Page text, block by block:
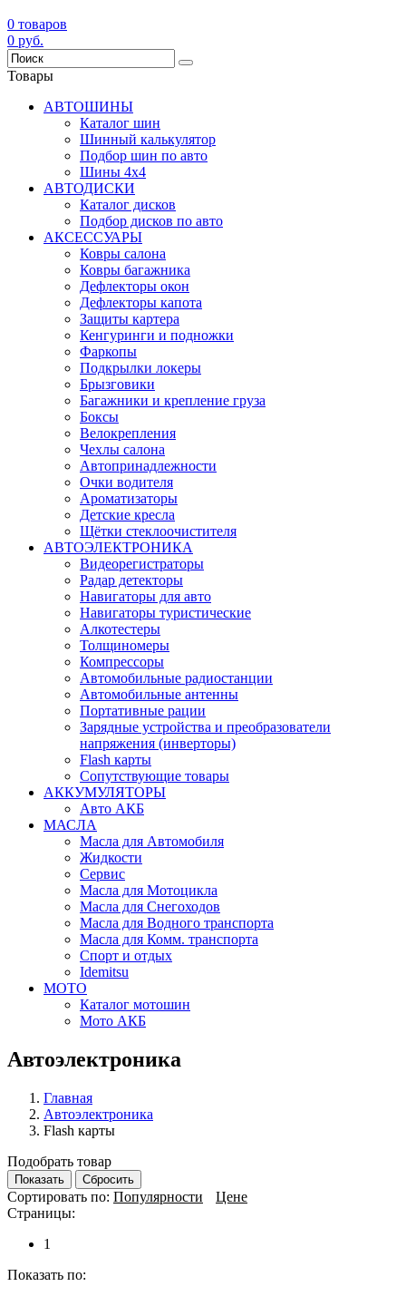
0 товаров
0 руб.
Товары
АВТОШИНЫ
Каталог шин
Шинный калькулятор
Подбор шин по авто
Шины 4x4
АВТОДИСКИ
Каталог дисков
Подбор дисков по авто
АКСЕССУАРЫ
Ковры салона
Ковры багажника
Дефлекторы окон
Дефлекторы капота
Защиты картера
Кенгуринги и подножки
Фаркопы
Подкрылки локеры
Брызговики
Багажники и крепление груза
Боксы
Велокрепления
Чехлы салона
Автопринадлежности
Очки водителя
Ароматизаторы
Детские кресла
Щётки стеклоочистителя
АВТОЭЛЕКТРОНИКА
Видеорегистраторы
Радар детекторы
Навигаторы для авто
Навигаторы туристические
Алкотестеры
Толщиномеры
Компрессоры
Автомобильные радиостанции
Автомобильные антенны
Портативные рации
Зарядные устройства и преобразователи
напряжения (инверторы)
Flash карты
Сопутствующие товары
АККУМУЛЯТОРЫ
Авто АКБ
МАСЛА
Масла для Автомобиля
Жидкости
Сервис
Масла для Мотоцикла
Масла для Снегоходов
Масла для Водного транспорта
Масла для Комм. транспорта
Спорт и отдых
Idemitsu
МОТО
Каталог мотошин
Мото АКБ
Автоэлектроника
Главная
Автоэлектроника
Flash карты
Подобрать товар
Показать Сбросить
Сортировать по: Популярности
Цене
Страницы:
1
Показать по: